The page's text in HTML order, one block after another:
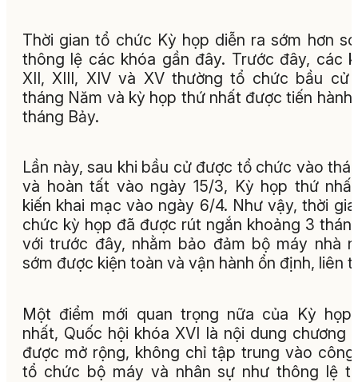
Thời gian tổ chức Kỳ họp diễn ra sớm hơn
thông lệ các khóa gần đây. Trước đây, các
XII, XIII, XIV và XV thường tổ chức bầu cử
tháng Năm và kỳ họp thứ nhất được tiến hành
tháng Bảy.
Lần này, sau khi bầu cử được tổ chức vào
và hoàn tất vào ngày 15/3, Kỳ họp thứ
kiến khai mạc vào ngày 6/4. Như vậy, thời
chức kỳ họp đã được rút ngắn khoảng 3
với trước đây, nhằm bảo đảm bộ máy nhà
sớm được kiện toàn và vận hành ổn định, liên
Một điểm mới quan trọng nữa của Kỳ họp
nhất, Quốc hội khóa XVI là nội dung chương
được mở rộng, không chỉ tập trung vào
tổ chức bộ máy và nhân sự như thông lệ